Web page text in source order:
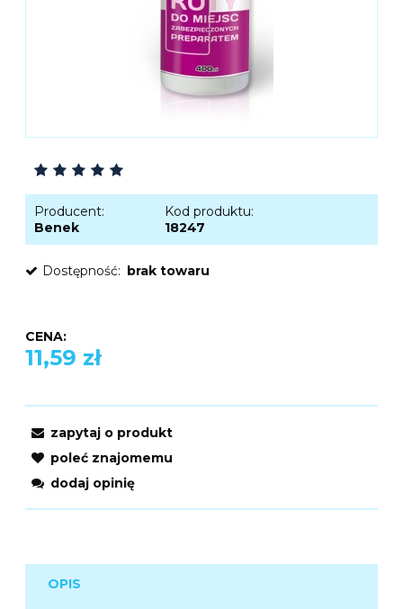
Producent:
Benek
Kod produktu:
18247
Dostępność: brak towaru
CENA:
11,59 zł
zapytaj o produkt
poleć znajomemu
dodaj opinię
OPIS